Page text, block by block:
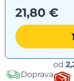
21,80 €
Doprava
od